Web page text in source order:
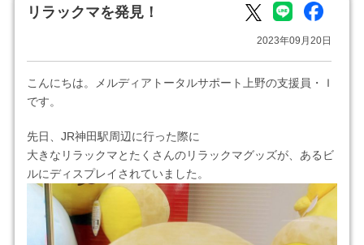
リラックマを発見！
2023年09月20日
こんにちは。メルディアトータルサポート上野の支援員・Ｉ
です。
先日、JR神田駅周辺に行った際に
大きなリラックマとたくさんのリラックマグッズが、あるビ
ルにディスプレイされていました。